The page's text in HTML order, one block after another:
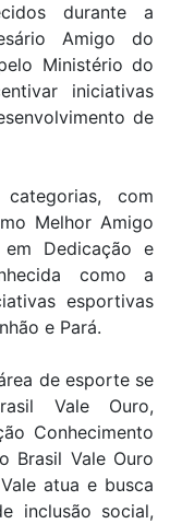
durante a
Amigo do
Ministério do
iniciativas
de
com
Melhor Amigo
Dedicação e
como a
esportivas
e Pará.
de esporte se
Vale Ouro,
Conhecimento
Brasil Vale Ouro
atua e busca
inclusão social,